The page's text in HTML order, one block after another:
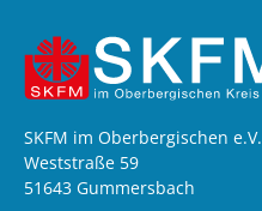
SKFM im Oberbergischen e.V.
Weststraße 59
51643 Gummersbach